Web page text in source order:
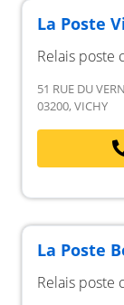
La Poste
Relais poste
51 RUE DU
03200, VICHY
La Poste
Relais poste